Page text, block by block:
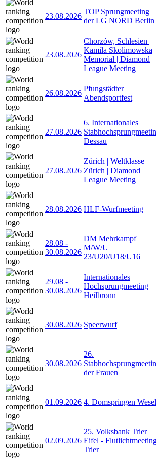
23.08.2026
TOP Sprungmeeting
der LG NORD Berlin
23.08.2026
Chorzów, Schlesien |
Kamila Skolimowska
Memorial | Diamond
League Meeting
26.08.2026
Pfungstädter
Abendsportfest
27.08.2026
6. Internationales
Dessau
27.08.2026
Zürich | Weltklasse
Zürich | Diamond
League Meeting
28.08.2026 HLF-Wurfmeeting
28.08 -
30.08.2026
DM Mehrkampf
M/W/U
23/U20/U18/U16
29.08 -
30.08.2026
Internationales
Hochsprungmeeting
Heilbronn
30.08.2026 Speerwurf
30.08.2026
26.
der Frauen
01.09.2026 4. Domspringen Wesel
02.09.2026
25. Volksbank Trier
Eifel -
Trier